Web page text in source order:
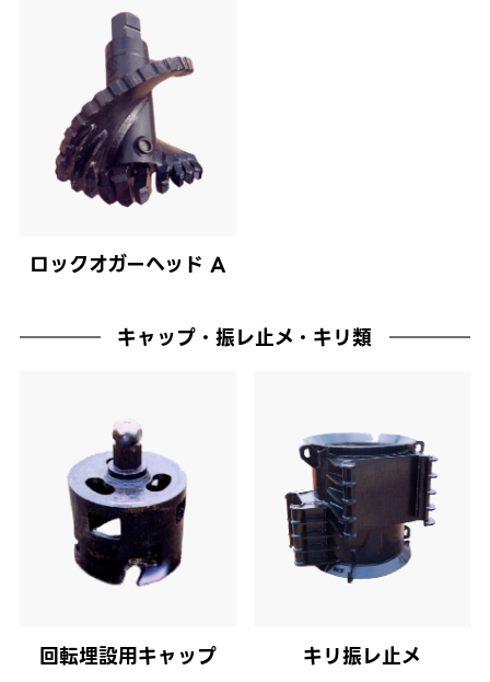
ロックオガーヘッド A
キャップ・振レ止メ・キリ類
回転埋設用キャップ キリ振レ止メ